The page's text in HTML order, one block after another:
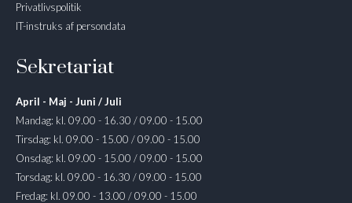
Privatlivspolitik
IT-instruks af persondata
Sekretariat
April - Maj - Juni / Juli
Mandag: kl. 09.00 - 16.30 / 09.00 - 15.00
Tirsdag: kl. 09.00 - 15.00 / 09.00 - 15.00
Onsdag: kl. 09.00 - 15.00 / 09.00 - 15.00
Torsdag: kl. 09.00 - 16.30 / 09.00 - 15.00
Fredag: kl. 09.00 - 13.00 / 09.00 - 15.00